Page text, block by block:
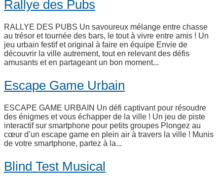
Rallye des Pubs
RALLYE DES PUBS Un savoureux mélange entre chasse
au trésor et tournée des bars, le tout à vivre entre amis ! Un
jeu urbain festif et original à faire en équipe Envie de
découvrir la ville autrement, tout en relevant des défis
amusants et en partageant un bon moment...
Escape Game Urbain
ESCAPE GAME URBAIN Un défi captivant pour résoudre
des énigmes et vous échapper de la ville ! Un jeu de piste
interactif sur smartphone pour petits groupes Plongez au
cœur d’un escape game en plein air à travers la ville ! Munis
de votre smartphone, partez à la...
Blind Test Musical